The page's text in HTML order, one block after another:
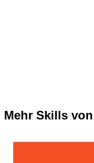
Mehr Skills